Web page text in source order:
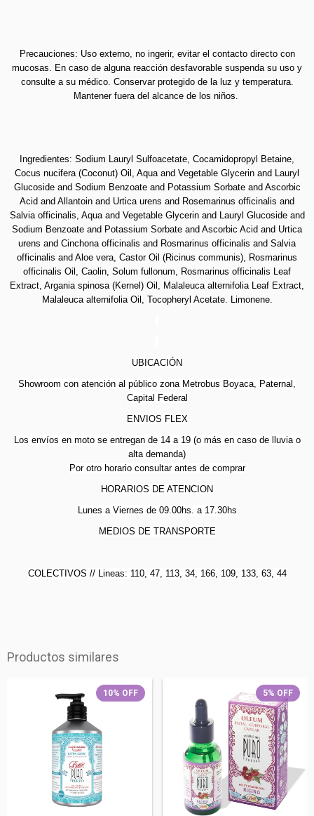
Precauciones: Uso externo, no ingerir, evitar el contacto directo con
mucosas. En caso de alguna reacción desfavorable suspenda su uso y
consulte a su médico. Conservar protegido de la luz y temperatura.
Mantener fuera del alcance de los niños.
Ingredientes: Sodium Lauryl Sulfoacetate, Cocamidopropyl Betaine,
Cocus nucifera (Coconut) Oil, Aqua and Vegetable Glycerin and Lauryl
Glucoside and Sodium Benzoate and Potassium Sorbate and Ascorbic
Acid and Allantoin and Urtica urens and Rosemarinus officinalis and
Salvia officinalis, Aqua and Vegetable Glycerin and Lauryl Glucoside and
Sodium Benzoate and Potassium Sorbate and Ascorbic Acid and Urtica
urens and Cinchona officinalis and Rosmarinus officinalis and Salvia
officinalis and Aloe vera, Castor Oil (Ricinus communis), Rosmarinus
officinalis Oil, Caolin, Solum fullonum, Rosmarinus officinalis Leaf
Extract, Argania spinosa (Kernel) Oil, Malaleuca alternifolia Leaf Extract,
Malaleuca alternifolia Oil, Tocopheryl Acetate. Limonene.
UBICACIÓN
Showroom con atención al público zona Metrobus Boyaca, Paternal,
Capital Federal
ENVIOS FLEX
Los envíos en moto se entregan de 14 a 19 (o más en caso de lluvia o
alta demanda)
Por otro horario consultar antes de comprar
HORARIOS DE ATENCION
Lunes a Viernes de 09.00hs. a 17.30hs
MEDIOS DE TRANSPORTE
COLECTIVOS // Lineas: 110, 47, 113, 34, 166, 109, 133, 63, 44
Productos similares
10% OFF 5% OFF